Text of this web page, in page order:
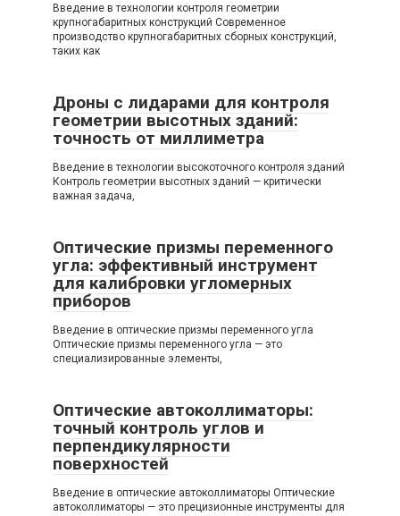
Введение в технологии контроля геометрии
крупногабаритных конструкций Современное
производство крупногабаритных сборных конструкций,
таких как
Дроны с лидарами для контроля
геометрии высотных зданий:
точность от миллиметра
Введение в технологии высокоточного контроля зданий
Контроль геометрии высотных зданий — критически
важная задача,
Оптические призмы переменного
угла: эффективный инструмент
для калибровки угломерных
приборов
Введение в оптические призмы переменного угла
Оптические призмы переменного угла — это
специализированные элементы,
Оптические автоколлиматоры:
точный контроль углов и
перпендикулярности
поверхностей
Введение в оптические автоколлиматоры Оптические
автоколлиматоры — это прецизионные инструменты для